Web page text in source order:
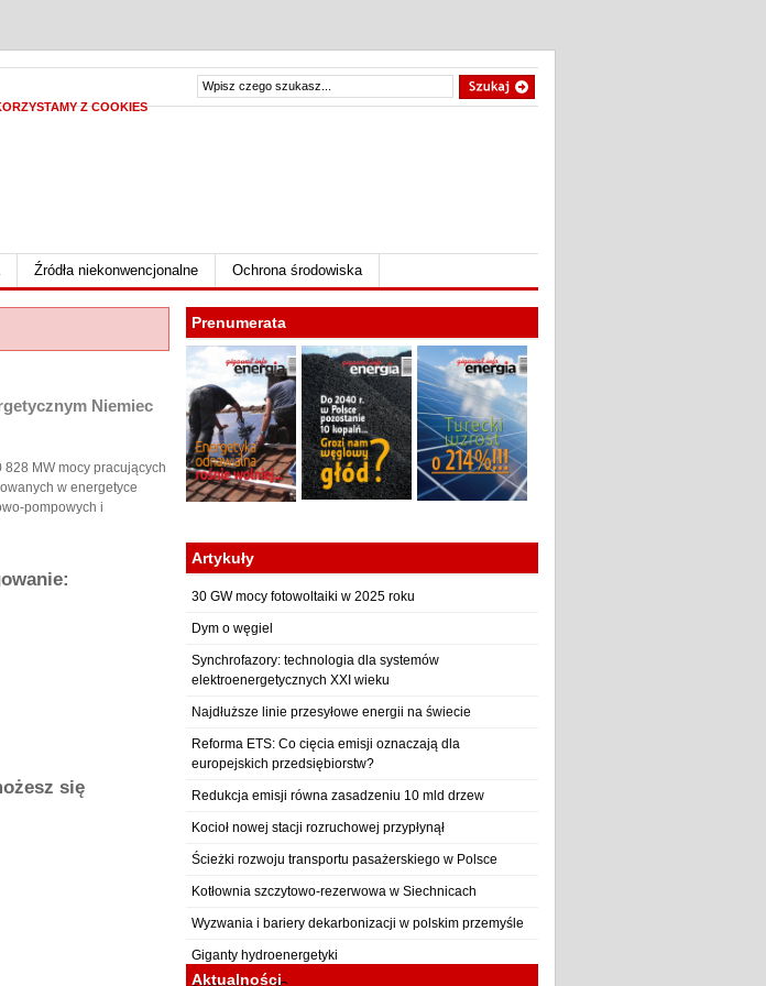
Z COOKIES
Źródła niekonwencjonalne Ochrona środowiska
Niemiec
MW mocy pracujących
w energetyce
pompowych i
się
Prenumerata
Artykuły
30 GW mocy fotowoltaiki w 2025 roku
Dym o węgiel
Synchrofazory: technologia dla systemów
elektroenergetycznych XXI wieku
Najdłuższe linie przesyłowe energii na świecie
Reforma ETS: Co cięcia emisji oznaczają dla
europejskich przedsiębiorstw?
Redukcja emisji równa zasadzeniu 10 mld drzew
Kocioł nowej stacji rozruchowej przypłynął
Ścieżki rozwoju transportu pasażerskiego w Polsce
Kotłownia szczytowo-rezerwowa w Siechnicach
Wyzwania i bariery dekarbonizacji w polskim przemyśle
Giganty hydroenergetyki
Aktualności